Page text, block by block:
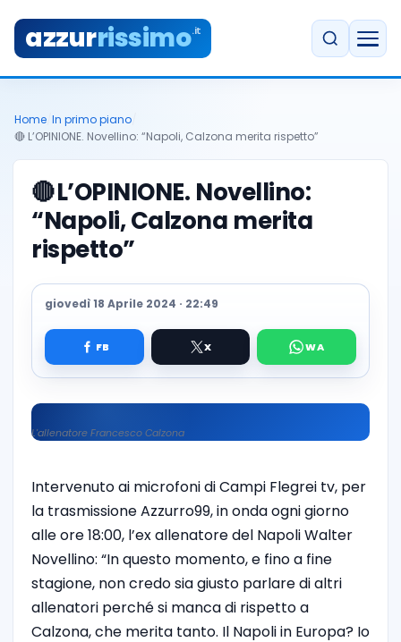
azzurrissimo.it
Home In primo piano
🔴 L’OPINIONE. Novellino: “Napoli, Calzona merita rispetto”
🔴L’OPINIONE. Novellino:
“Napoli, Calzona merita
rispetto”
giovedì 18 Aprile 2024 · 22:49
L'allenatore Francesco Calzona
Intervenuto ai microfoni di Campi Flegrei tv, per
la trasmissione Azzurro99, in onda ogni giorno
alle ore 18:00, l’ex allenatore del Napoli Walter
Novellino: “In questo momento, e fino a fine
stagione, non credo sia giusto parlare di altri
allenatori perché si manca di rispetto a
Calzona, che merita tanto. Il Napoli in Europa? Io